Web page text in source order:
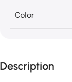
Color
Description